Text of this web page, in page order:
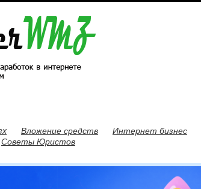
Вложение средств Интернет бизнес
Советы Юристов